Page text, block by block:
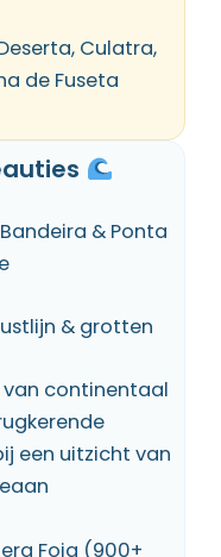
Culatra,
de Fuseta
& Ponta
& grotten
van continentaal
een uitzicht van
Foia (900+